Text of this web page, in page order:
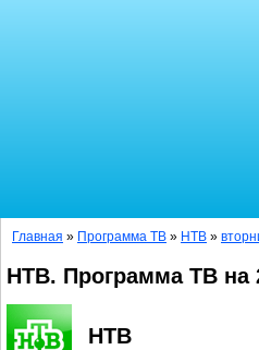
Главная » Программа ТВ » НТВ »
НТВ. Программа ТВ на
НТВ